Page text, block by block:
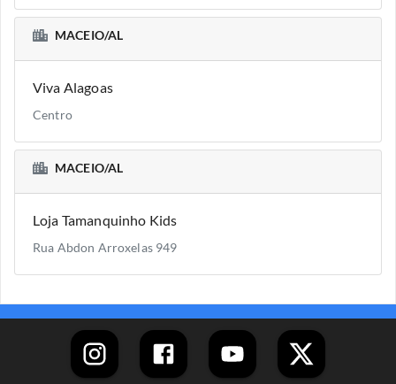
MACEIO/AL
Viva Alagoas
Centro
MACEIO/AL
Loja Tamanquinho Kids
Rua Abdon Arroxelas 949